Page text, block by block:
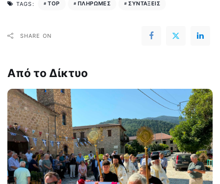
TAGS: TOP ΠΛΗΡΩΜΕΣ ΣΥΝΤΑΞΕΙΣ
SHARE ON
Από το Δίκτυο